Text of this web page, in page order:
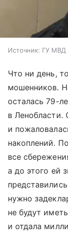
Источник: ГУ МВД
Что ни день,
мошенников.
осталась 79-
в Ленобласти.
и
накоплений.
все
а до этого ей
нужно
не будут
и отдала